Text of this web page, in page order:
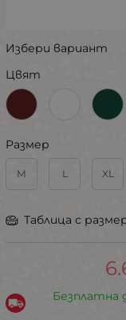
Избери вариант
Цвят
Размер
M L XL
Таблица с
Безплатна